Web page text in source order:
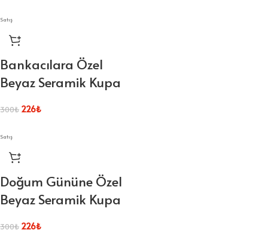
Satış
Bankacılara Özel
Beyaz Seramik Kupa
300₺ 226₺
Satış
Doğum Gününe Özel
Beyaz Seramik Kupa
300₺ 226₺